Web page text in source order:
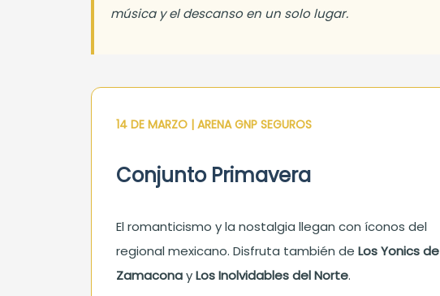
música y el descanso en un solo lugar.
14 DE MARZO | ARENA GNP SEGUROS
Conjunto Primavera
El romanticismo y la nostalgia llegan con íconos del
regional mexicano. Disfruta también de Los Yonics de
ZamaconayLos Inolvidables del Norte.